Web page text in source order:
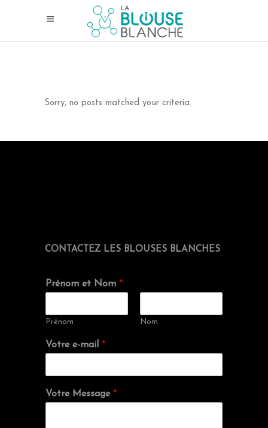
Sorry, no posts matched your criteria.
CONTACTEZ LES BLOUSES BLANCHES
Prénom et Nom *
Prénom Nom
Votre e-mail *
Votre Message *